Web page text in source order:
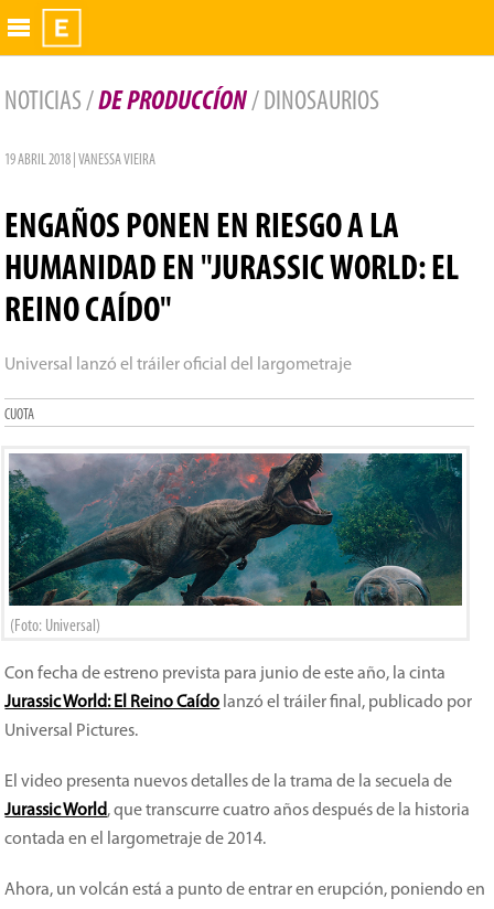
Exhibidor
NOTICIAS /DE PRODUCCÍON/ DINOSAURIOS
19 ABRIL 2018 | VANESSA VIEIRA
ENGAÑOS PONEN EN RIESGO A LA
HUMANIDAD EN "JURASSIC WORLD: EL
REINO CAÍDO"
Universal lanzó el tráiler oficial del largometraje
CUOTA
(Foto: Universal)
Con fecha de estreno prevista para junio de este año, la cinta
Jurassic World: El Reino Caído lanzó el tráiler final, publicado por
Universal Pictures.
El video presenta nuevos detalles de la trama de la secuela de
Jurassic World, que transcurre cuatro años después de la historia
contada en el largometraje de 2014.
Ahora, un volcán está a punto de entrar en erupción, poniendo en